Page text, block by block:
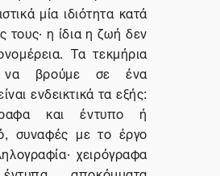
μία ιδιότητα κατά
τους· η ίδια η ζωή δεν
Τα τεκμήρια
να βρούμε σε ένα
ενδεικτικά τα εξής:
και έντυπο ή
συναφές με το έργο
χειρόγραφα